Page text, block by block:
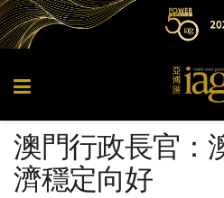
澳門行政長官：
濟穩定向好